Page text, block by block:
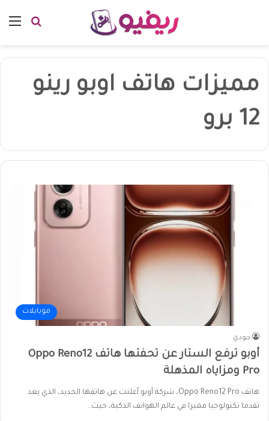
بحث
مميزات هاتف اوبو رينو
12 برو
موبايلات
جودي
أوبو ترفع الستار عن تحفتها هاتف Oppo Reno12
Pro ومزاياه المذهلة
هاتف Oppo Reno12 Pro، شركة أوبو أعلنت عن هاتفها الجديد، الذي يعد
تقدما تكنولوجيا مميزا في عالم الهواتف الذكية، حيث…